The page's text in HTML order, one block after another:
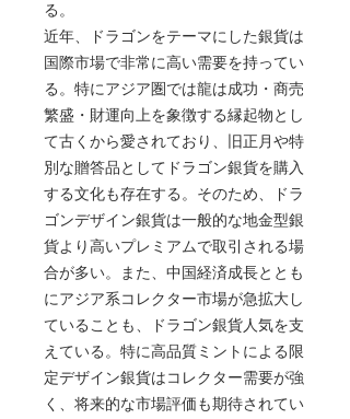
る。
近年、ドラゴンをテーマにした銀貨は
国際市場で非常に高い需要を持ってい
る。特にアジア圏では龍は成功・商売
繁盛・財運向上を象徴する縁起物とし
て古くから愛されており、旧正月や特
別な贈答品としてドラゴン銀貨を購入
する文化も存在する。そのため、ドラ
ゴンデザイン銀貨は一般的な地金型銀
貨より高いプレミアムで取引される場
合が多い。また、中国経済成長ととも
にアジア系コレクター市場が急拡大し
ていることも、ドラゴン銀貨人気を支
えている。特に高品質ミントによる限
定デザイン銀貨はコレクター需要が強
く、将来的な市場評価も期待されてい